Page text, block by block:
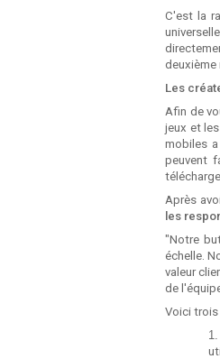
C'est la
deuxième
Les
Afin de
jeux et
mobiles
peuvent
Après
les
"Notre
échelle.
valeur
de
Voici trois
1.